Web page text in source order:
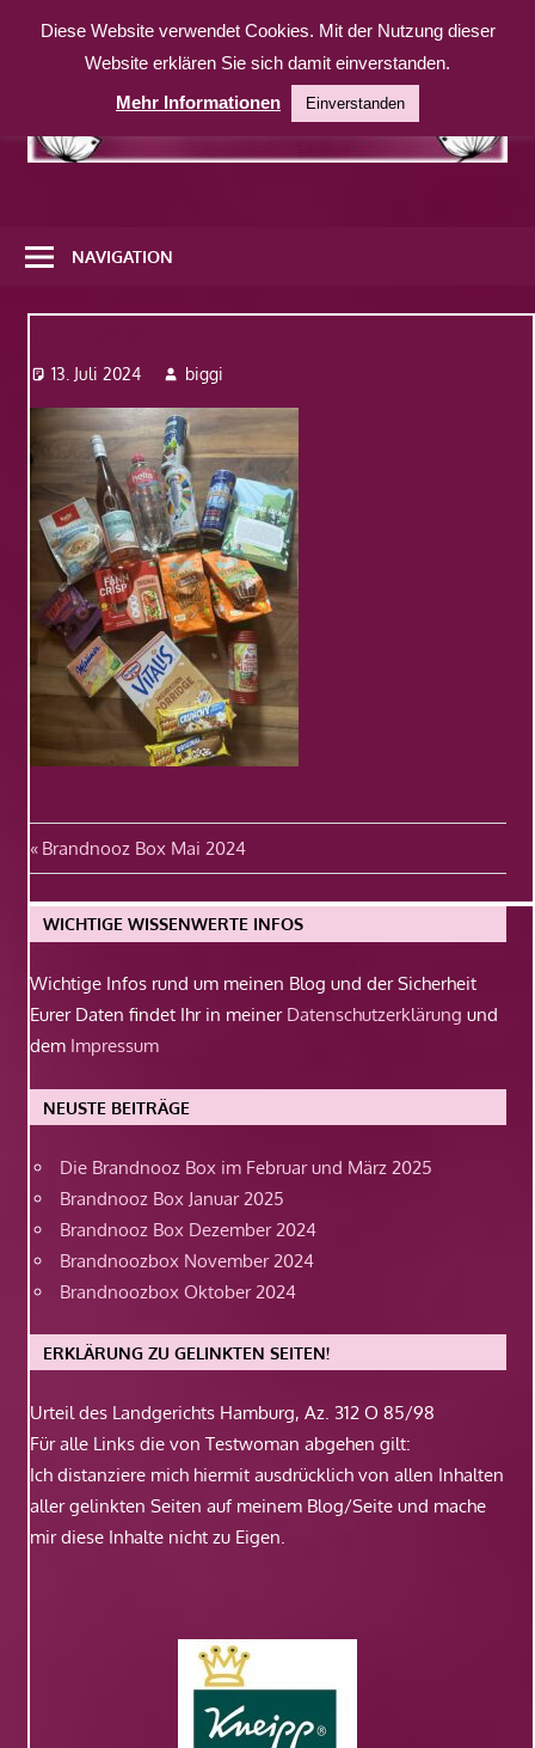
Inhalt
weitere
Website
NAVIGATION
13. Juli 2024 biggi
Beitragsnavigation
Vorheriger
Beitrag:
Brandnooz Box Mai 2024
WICHTIGE WISSENWERTE INFOS
Wichtige Infos rund um meinen Blog und der Sicherheit
Eurer Daten findet Ihr in meiner Datenschutzerklärung und
dem Impressum
NEUSTE BEITRÄGE
Die Brandnooz Box im Februar und März 2025
Brandnooz Box Januar 2025
Brandnooz Box Dezember 2024
Brandnoozbox November 2024
Brandnoozbox Oktober 2024
ERKLÄRUNG ZU GELINKTEN SEITEN!
Urteil des Landgerichts Hamburg, Az. 312 O 85/98
Für alle Links die von Testwoman abgehen gilt:
Ich distanziere mich hiermit ausdrücklich von allen Inhalten
aller gelinkten Seiten auf meinem Blog/Seite und mache
mir diese Inhalte nicht zu Eigen.
Diese Website verwendet Cookies. Mit der Nutzung dieser
Website erklären Sie sich damit einverstanden.
Mehr Informationen
Einverstanden